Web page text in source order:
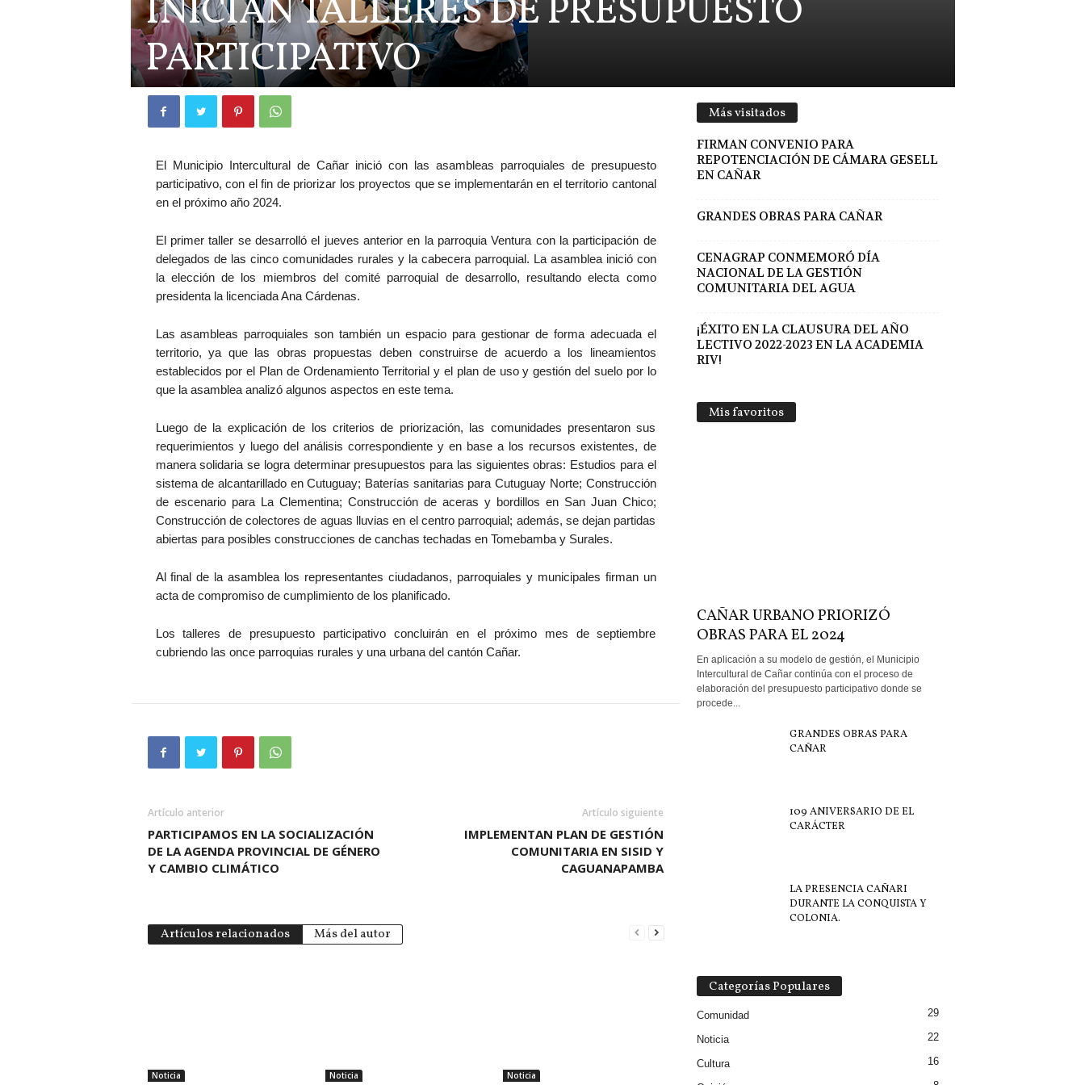
INICIAN TALLERES DE PRESUPUESTO
PARTICIPATIVO
El Municipio Intercultural de Cañar inició con las asambleas parroquiales de presupuesto
participativo, con el fin de priorizar los proyectos que se implementarán en el territorio cantonal
en el próximo año 2024.
El primer taller se desarrolló el jueves anterior en la parroquia Ventura con la participación de
delegados de las cinco comunidades rurales y la cabecera parroquial. La asamblea inició con
la elección de los miembros del comité parroquial de desarrollo, resultando electa como
presidenta la licenciada Ana Cárdenas.
Las asambleas parroquiales son también un espacio para gestionar de forma adecuada el
territorio, ya que las obras propuestas deben construirse de acuerdo a los lineamientos
establecidos por el Plan de Ordenamiento Territorial y el plan de uso y gestión del suelo por lo
que la asamblea analizó algunos aspectos en este tema.
Luego de la explicación de los criterios de priorización, las comunidades presentaron sus
requerimientos y luego del análisis correspondiente y en base a los recursos existentes, de
manera solidaria se logra determinar presupuestos para las siguientes obras: Estudios para el
sistema de alcantarillado en Cutuguay; Baterías sanitarias para Cutuguay Norte; Construcción
de escenario para La Clementina; Construcción de aceras y bordillos en San Juan Chico;
Construcción de colectores de aguas lluvias en el centro parroquial; además, se dejan partidas
abiertas para posibles construcciones de canchas techadas en Tomebamba y Surales.
Al final de la asamblea los representantes ciudadanos, parroquiales y municipales firman un
acta de compromiso de cumplimiento de los planificado.
Los talleres de presupuesto participativo concluirán en el próximo mes de septiembre
cubriendo las once parroquias rurales y una urbana del cantón Cañar.
Artículo anterior
PARTICIPAMOS EN LA SOCIALIZACIÓN
DE LA AGENDA PROVINCIAL DE GÉNERO
Y CAMBIO CLIMÁTICO
Artículo siguiente
IMPLEMENTAN PLAN DE GESTIÓN
COMUNITARIA EN SISID Y
CAGUANAPAMBA
Artículos relacionados Más del autor
Noticia Noticia Noticia
Más visitados
FIRMAN CONVENIO PARA
REPOTENCIACIÓN DE CÁMARA GESELL
EN CAÑAR
GRANDES OBRAS PARA CAÑAR
CENAGRAP CONMEMORÓ DÍA
NACIONAL DE LA GESTIÓN
COMUNITARIA DEL AGUA
¡ÉXITO EN LA CLAUSURA DEL AÑO
LECTIVO 2022-2023 EN LA ACADEMIA
RIV!
Mis favoritos
CAÑAR URBANO PRIORIZÓ
OBRAS PARA EL 2024
En aplicación a su modelo de gestión, el Municipio
Intercultural de Cañar continúa con el proceso de
elaboración del presupuesto participativo donde se
procede...
GRANDES OBRAS PARA
CAÑAR
109 ANIVERSARIO DE EL
CARÁCTER
LA PRESENCIA CAÑARI
DURANTE LA CONQUISTA Y
COLONIA.
Categorías Populares
Comunidad 29
Noticia 22
Cultura 16